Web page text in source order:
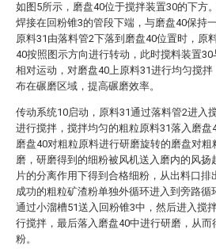
如图5所示，磨盘40位于搅拌装置30的下方
焊接在回粉锥3的管段下端，与磨盘40保持
原料31由落料管2下落到磨盘40位置时，原
40按照图示方向进行转动，此时搅料装置30
相对运动，对磨盘40上原料31进行均匀搅拌
布在碾磨区域，提高碾磨效率。
传动系统10启动，原料31通过落料管2进入
进行搅拌，搅拌均匀的粗粒原料31落入磨盘
磨盘40对粗粒原料进行研磨旋转的磨盘对粗
磨，研磨得到的细粉被风机送入磨内的风扬
片的分离作用下得到合格细粉，从出料口排
成功的粗粒矿渣粉单独外循环进入到旁路循
通过小溜槽51送入回粉锥3中，然后进入搅
行搅拌，最后落入磨盘40中进行研磨，从而
粉。